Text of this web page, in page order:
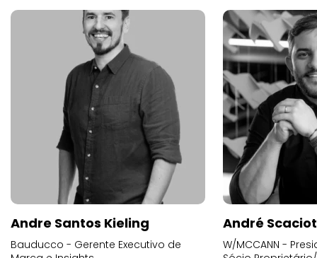
Andre Santos Kieling
Bauducco - Gerente Executivo de
André
W/MCCANN -